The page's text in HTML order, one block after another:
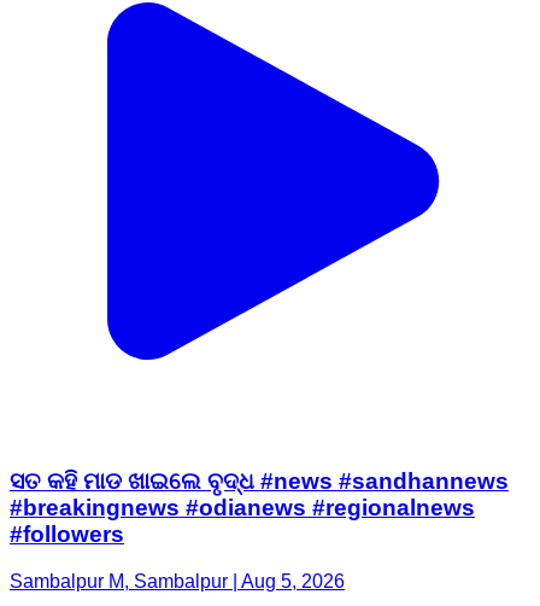
ସତ କହି ମାଡ ଖାଇଲେ ବୃଦ୍ଧ #news #sandhannews
#breakingnews #odianews #regionalnews
#followers
Sambalpur M, Sambalpur | Aug 5, 2026